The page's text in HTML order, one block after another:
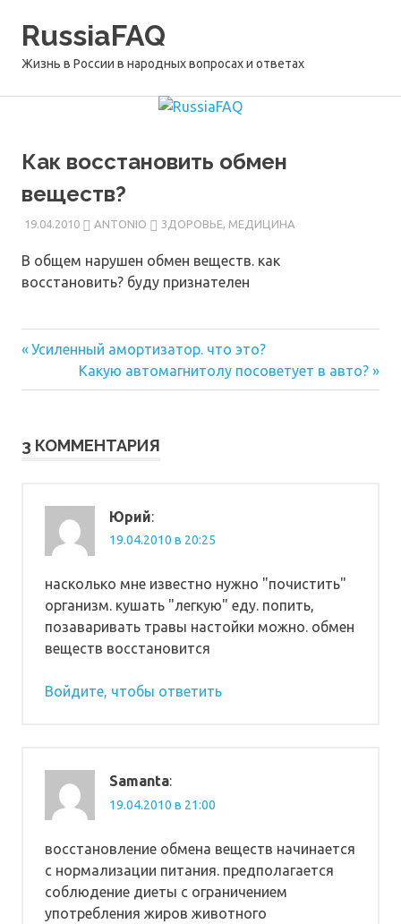
RussiaFAQ
Жизнь в России в народных вопросах и ответах
Как восстановить обмен
веществ?
19.04.2010 ANTONIO ЗДОРОВЬЕ, МЕДИЦИНА
В общем нарушен обмен веществ. как
восстановить? буду признателен
Навигация
по
Предыдущая
Усиленный амортизатор. что это?
Следующая
запись:
Какую автомагнитолу посоветует в авто?
3 КОММЕНТАРИЯ
Юрий:
19.04.2010 в 20:25
насколько мне известно нужно "почистить"
организм. кушать "легкую" еду. попить,
позаваривать травы настойки можно. обмен
веществ восстановится
Войдите, чтобы ответить
Samanta:
19.04.2010 в 21:00
восстановление обмена веществ начинается
с нормализации питания. предполагается
соблюдение диеты с ограничением
употребления жиров животного